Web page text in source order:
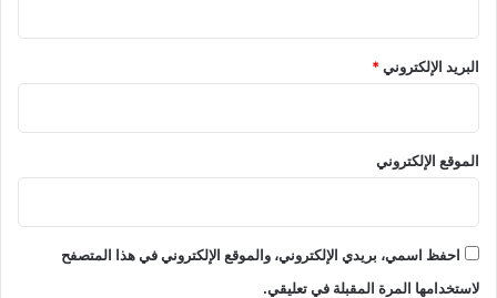
البريد الإلكتروني*
الموقع الإلكتروني
احفظ اسمي، بريدي الإلكتروني، والموقع الإلكتروني في هذا المتصفح
لاستخدامها المرة المقبلة في تعليقي.